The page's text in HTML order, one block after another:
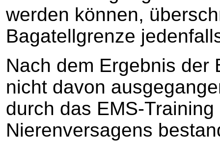
werden können,
Bagatellgrenze
Nach dem Ergebnis der
nicht davon
durch das EMS-
Nierenversagens